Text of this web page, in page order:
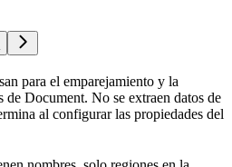
para el emparejamiento y la
Document. No se extraen datos de
al configurar las propiedades del